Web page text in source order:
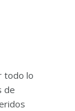
todo lo
de